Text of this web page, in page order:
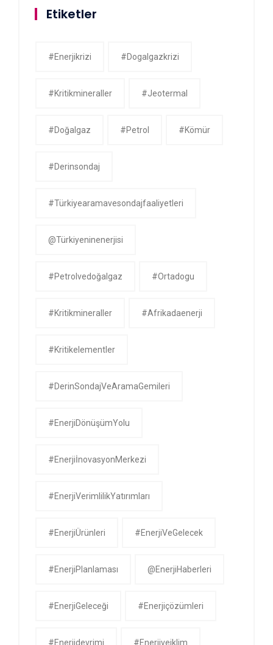
Etiketler
#enerjikrizi #dogalgazkrizi
#kritikmineraller #jeotermal
#doğalgaz #petrol #kömür
#derinsondaj
#Türkiyearamavesondajfaaliyetleri
@Türkiyeninenerjisi
#petrolvedoğalgaz #ortadogu
#kritikmineraller #afrikadaenerji
#kritikelementler
#DerinSondajVeAramaGemileri
#EnerjiDönüşümYolu
#EnerjiİnovasyonMerkezi
#EnerjiVerimlilikYatırımları
#EnerjiÜrünleri #EnerjiVeGelecek
#EnerjiPlanlaması @EnerjiHaberleri
#EnerjiGeleceği #enerjiçözümleri
#enerjidevrimi #enerjiveiklim